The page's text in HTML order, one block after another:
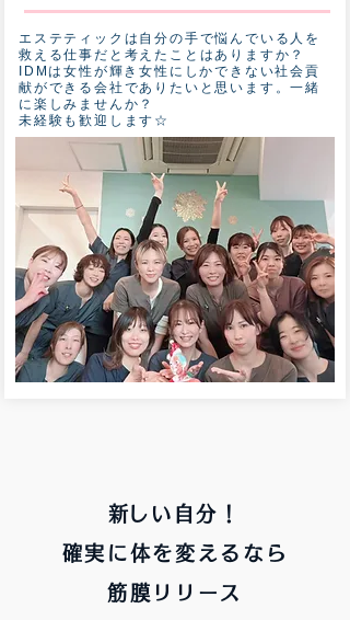
エステティックは自分の手で悩んでいる人を
救える仕事だと考えたことはありますか？
IDMは女性が輝き女性にしかできない社会貢
献ができる会社でありたいと思います。一緒
に楽しみませんか？
​未経験も歓迎します☆
​新しい自分！
確実に体を変えるなら
筋膜リリース